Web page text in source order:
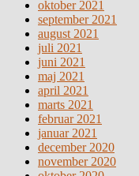
oktober 2021
september 2021
august 2021
juli 2021
juni 2021
maj 2021
april 2021
marts 2021
februar 2021
januar 2021
december 2020
november 2020